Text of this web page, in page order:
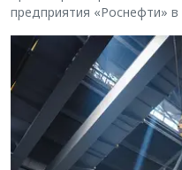
предприятия «Роснефти» в